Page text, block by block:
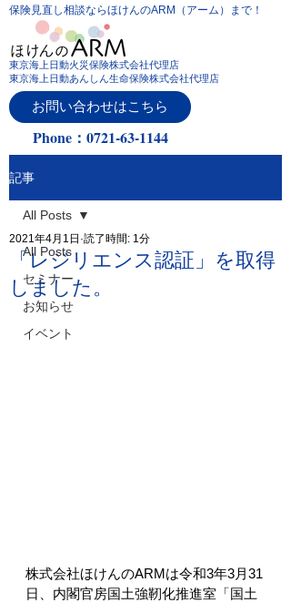
保険見直し相談ならほけんのARM（アーム）まで！
東京海上日動火災保険株式会社代理店
東京海上日動あんしん生命保険株式会社代理店
お問い合わせはこちら
Phone：0721-63-1144
記事
All Posts
セミナー
お知らせ
イベント
All Posts
「レジリエンス認証」を取得
しました。
2021年4月1日 読了時間: 1分
株式会社ほけんのARMは令和3年3月31
日、内閣官房国土強靭化推進室「国土